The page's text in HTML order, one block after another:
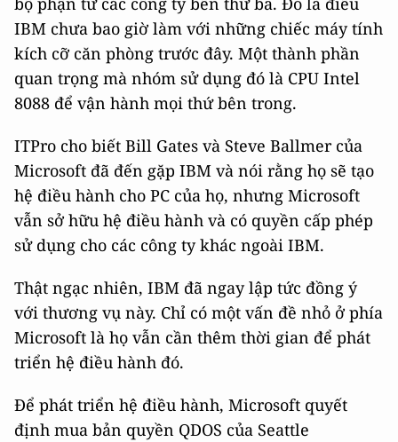
IBM chưa bao giờ làm với những chiếc máy tính
kích cỡ căn phòng trước đây. Một thành phần
quan trọng mà nhóm sử dụng đó là CPU Intel
8088 để vận hành mọi thứ bên trong.
ITPro cho biết Bill Gates và Steve Ballmer của
Microsoft đã đến gặp IBM và nói rằng họ sẽ tạo
hệ điều hành cho PC của họ, nhưng Microsoft
vẫn sở hữu hệ điều hành và có quyền cấp phép
sử dụng cho các công ty khác ngoài IBM.
Thật ngạc nhiên, IBM đã ngay lập tức đồng ý
với thương vụ này. Chỉ có một vấn đề nhỏ ở phía
Microsoft là họ vẫn cần thêm thời gian để phát
triển hệ điều hành đó.
Để phát triển hệ điều hành, Microsoft quyết
định mua bản quyền QDOS của Seattle